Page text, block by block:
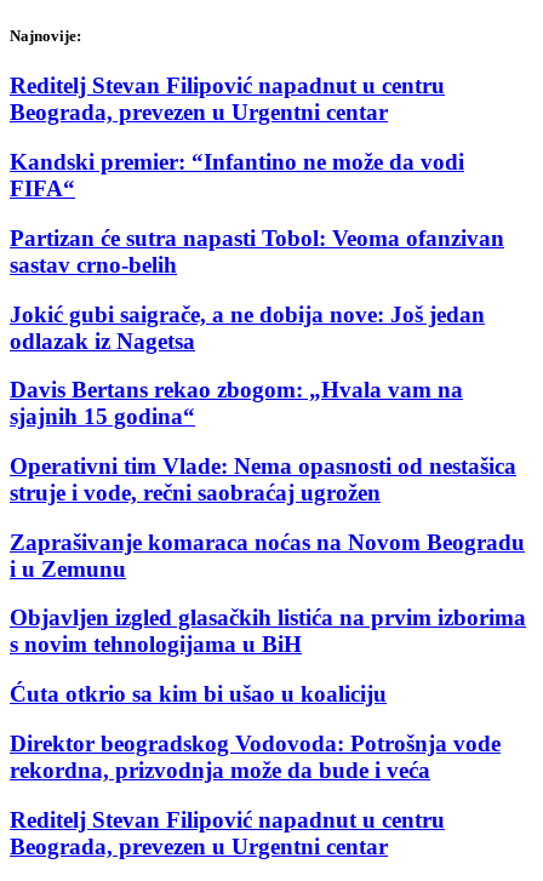
Najnovije:
Reditelj Stevan Filipović napadnut u centru
Beograda, prevezen u Urgentni centar
Kandski premier: “Infantino ne može da vodi
FIFA“
Partizan će sutra napasti Tobol: Veoma ofanzivan
sastav crno-belih
Jokić gubi saigrače, a ne dobija nove: Još jedan
odlazak iz Nagetsa
Davis Bertans rekao zbogom: „Hvala vam na
sjajnih 15 godina“
Operativni tim Vlade: Nema opasnosti od nestašica
struje i vode, rečni saobraćaj ugrožen
Zaprašivanje komaraca noćas na Novom Beogradu
i u Zemunu
Objavljen izgled glasačkih listića na prvim izborima
s novim tehnologijama u BiH
Ćuta otkrio sa kim bi ušao u koaliciju
Direktor beogradskog Vodovoda: Potrošnja vode
rekordna, prizvodnja može da bude i veća
Reditelj Stevan Filipović napadnut u centru
Beograda, prevezen u Urgentni centar